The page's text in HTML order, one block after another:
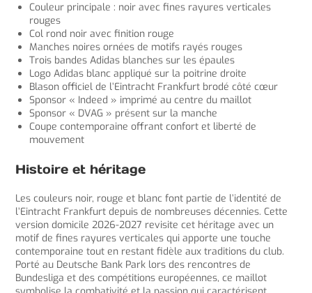
Couleur principale : noir avec fines rayures verticales
rouges
Col rond noir avec finition rouge
Manches noires ornées de motifs rayés rouges
Trois bandes Adidas blanches sur les épaules
Logo Adidas blanc appliqué sur la poitrine droite
Blason officiel de l’Eintracht Frankfurt brodé côté cœur
Sponsor « Indeed » imprimé au centre du maillot
Sponsor « DVAG » présent sur la manche
Coupe contemporaine offrant confort et liberté de
mouvement
Histoire et héritage
Les couleurs noir, rouge et blanc font partie de l’identité de
l’Eintracht Frankfurt depuis de nombreuses décennies. Cette
version domicile 2026-2027 revisite cet héritage avec un
motif de fines rayures verticales qui apporte une touche
contemporaine tout en restant fidèle aux traditions du club.
Porté au Deutsche Bank Park lors des rencontres de
Bundesliga et des compétitions européennes, ce maillot